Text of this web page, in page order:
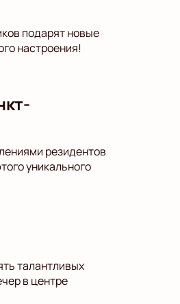
подарят новые
настроения!
резидентов
уникального
талантливых
в центре